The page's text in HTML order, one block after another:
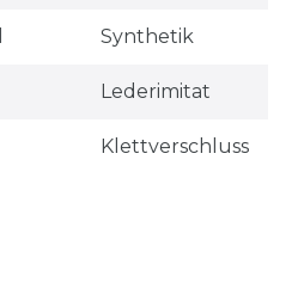
Synthetik
Lederimitat
Klettverschluss